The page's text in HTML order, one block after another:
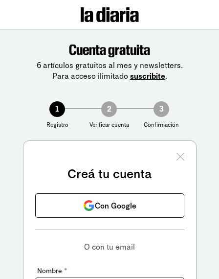
Cuenta gratuita
6 artículos gratuitos al mes y newsletters.
Para acceso ilimitado suscribite.
1
Registro
2
Verificar cuenta
3
Confirmación
Creá tu cuenta
Con Google
O con tu email
Nombre *